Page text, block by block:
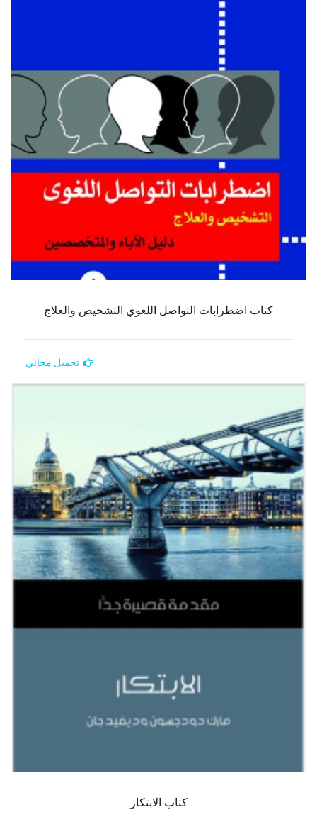
كتاب اضطرابات التواصل اللغوي التشخيص والعلاج
تحميل مجاني
كتاب الابتكار